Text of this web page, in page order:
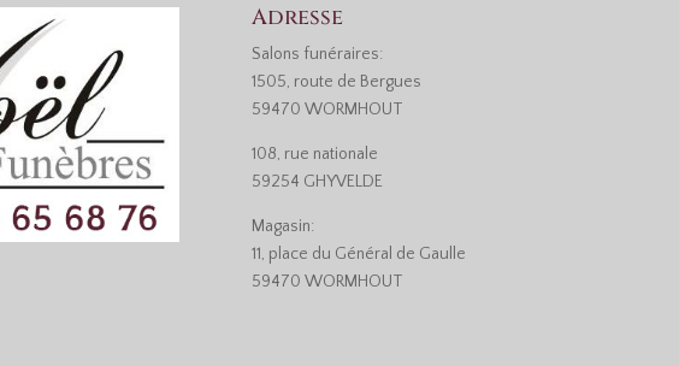
Adresse
Salons funéraires:
1505, route de Bergues
59470 WORMHOUT
108, rue nationale
59254 GHYVELDE
Magasin:
11, place du Général de Gaulle
59470 WORMHOUT